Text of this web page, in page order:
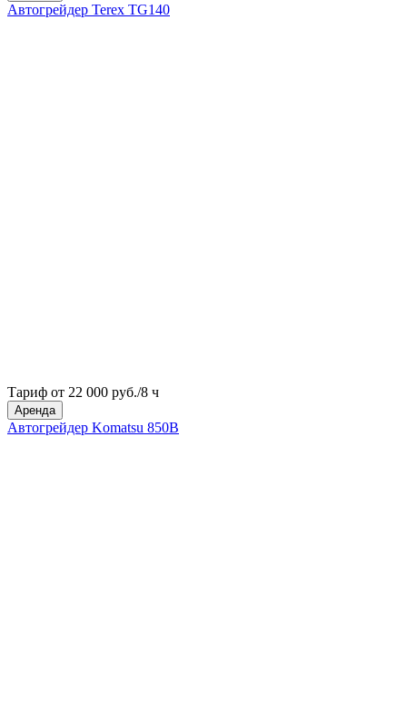
Автогрейдер Terex TG140
Тариф от 22 000 руб./8 ч
Аренда
Автогрейдер Komatsu 850B